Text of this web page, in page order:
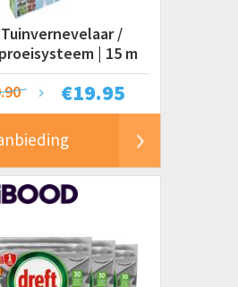
Tuinvernevelaar /
| 15 m
€19.95